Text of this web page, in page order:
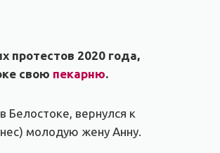
протестов 2020 года,
свою пекарню.
вернулся к
молодую жену Анну.